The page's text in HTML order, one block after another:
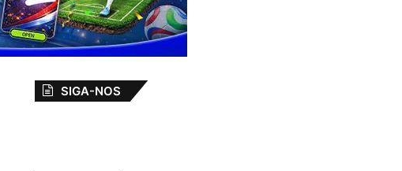
SIGA-NOS